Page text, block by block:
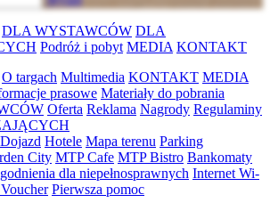
DLA WYSTAWCÓW DLA
Podróż i pobyt MEDIA KONTAKT
O targach Multimedia KONTAKT MEDIA
prasowe Materiały do pobrania
Oferta Reklama Nagrody Regulaminy
Dojazd Hotele Mapa terenu Parking
City MTP Cafe MTP Bistro Bankomaty
dla niepełnosprawnych Internet Wi-
Pierwsza pomoc